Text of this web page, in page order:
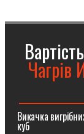
Чагрів
Викачка
куб